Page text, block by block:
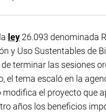
ley 26.093 denominada
y Uso Sustentables de
terminar las sesiones
el tema escaló en la
modifica el proyecto que
años los beneficios